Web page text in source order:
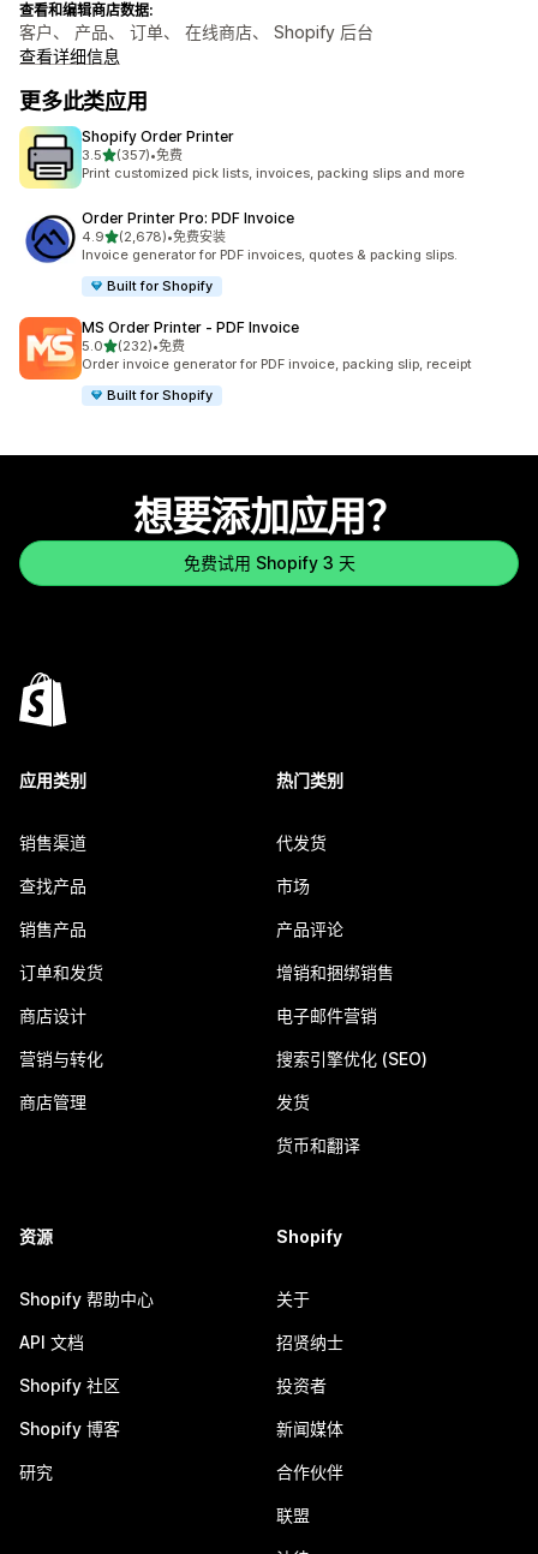
查看和编辑商店数据:
客户、 产品、 订单、 在线商店、 Shopify 后台
查看详细信息
更多此类应用
Shopify Order Printer
3.5星（满分 5 星）
(357)
总共 357 条评论
•免费
Print customized pick lists, invoices, packing slips and more
Order Printer Pro: PDF Invoice
4.9星（满分 5 星）
(2,678)
总共 2678 条评论
•免费安装
Invoice generator for PDF invoices, quotes & packing slips.
Built for Shopify
MS Order Printer ‑ PDF Invoice
5.0星（满分 5 星）
(232)
总共 232 条评论
•免费
Order invoice generator for PDF invoice, packing slip, receipt
Built for Shopify
想要添加应用？
免费试用 Shopify 3 天
应用类别
销售渠道
查找产品
销售产品
订单和发货
商店设计
营销与转化
商店管理
热门类别
代发货
市场
产品评论
增销和捆绑销售
电子邮件营销
搜索引擎优化 (SEO)
发货
货币和翻译
资源
Shopify 帮助中心
API 文档
Shopify 社区
Shopify 博客
研究
Shopify
关于
招贤纳士
投资者
新闻媒体
合作伙伴
联盟